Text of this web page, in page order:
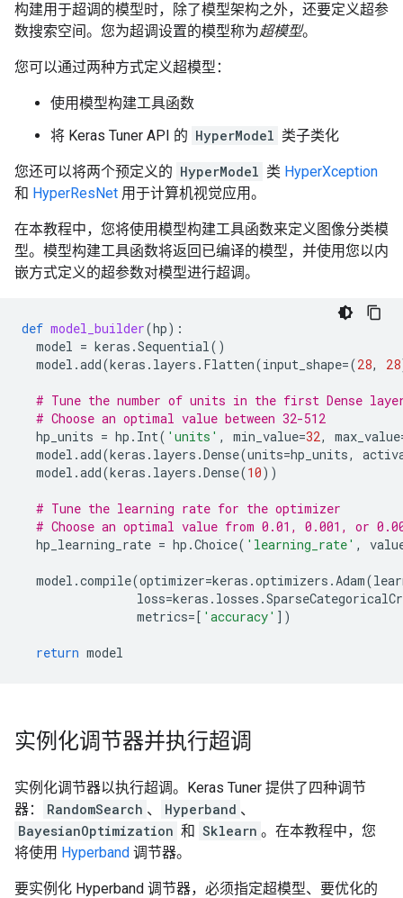
构建用于超调的模型时，除了模型架构之外，还要定义超参
数搜索空间。您为超调设置的模型称为超模型。
您可以通过两种方式定义超模型：
使用模型构建工具函数
将 Keras Tuner API 的 HyperModel 类子类化
您还可以将两个预定义的 HyperModel 类 HyperXception
和 HyperResNet 用于计算机视觉应用。
在本教程中，您将使用模型构建工具函数来定义图像分类模
型。模型构建工具函数将返回已编译的模型，并使用您以内
嵌方式定义的超参数对模型进行超调。
def model_builder(hp):
model = keras .Sequential()
model .add(keras . layers . Flatten(input_shape=(28, 28
# Tune the number of units in the first Dense
# Choose an optimal value between 32-512
hp_units = hp . Int( 'units' , min_value=32, max_value
model .add(keras . layers .Dense(units=hp_units,
model .add(keras . layers .Dense(10))
# Tune the learning rate for the optimizer
# Choose an optimal value from 0.01, 0.001, or
hp_learning_rate = hp .Choice( 'learning_rate' ,
model .compile(optimizer=keras .optimizers .Adam(
loss=keras . losses .
metrics=[ 'accuracy' ])
return model
实例化调节器并执行超调
实例化调节器以执行超调。Keras Tuner 提供了四种调节
器：
RandomSearch 、 Hyperband 、
BayesianOptimization 和 Sklearn 。在本教程中，您
将使用 Hyperband 调节器。
要实例化 Hyperband 调节器，必须指定超模型、要优化的